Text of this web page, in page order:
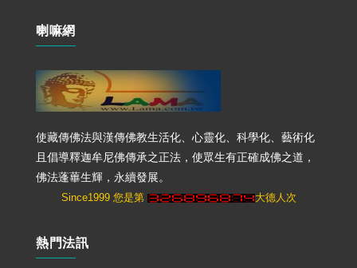
喇嘛網
使藏傳佛法與漢傳佛教生活化、心靈化、科學化、藝術化
且倡導釋迦牟尼佛傳承之正法，使眾生有正確成佛之道，
佛法蓬蓽生輝，永續發展。
Since1999 您是第 大德人次
熱門法訊